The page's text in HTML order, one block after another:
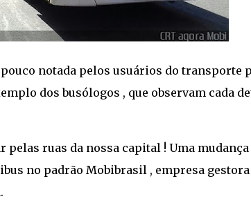
notada pelos usuários do transporte
dos busólogos , que observam cada
pelas ruas da nossa capital ! Uma
no padrão Mobibrasil , empresa gestora